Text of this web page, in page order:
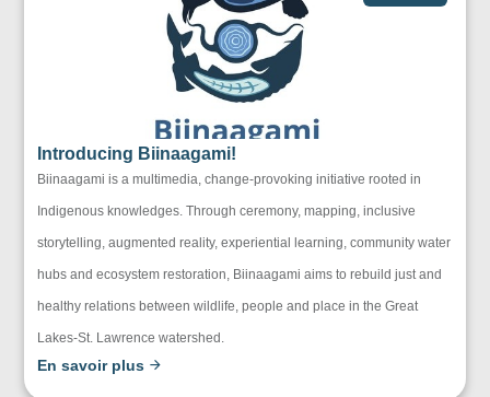
Introducing Biinaagami!
Biinaagami is a multimedia, change-provoking initiative rooted in
Indigenous knowledges. Through ceremony, mapping, inclusive
storytelling, augmented reality, experiential learning, community water
hubs and ecosystem restoration, Biinaagami aims to rebuild just and
healthy relations between wildlife, people and place in the Great
Lakes-St. Lawrence watershed.
En savoir plus